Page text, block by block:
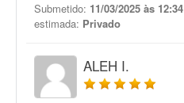
Submetido: 11/03/2025 às 12:34
estimada: Privado
ALEH I.